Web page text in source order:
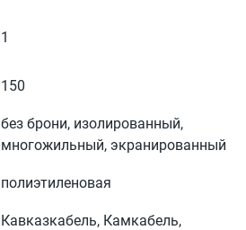
1
150
без брони, изолированный,
многожильный, экранированный
полиэтиленовая
Кавказкабель, Камкабель,